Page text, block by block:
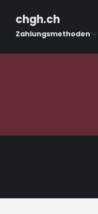
chgh.ch
Zahlungsmethoden